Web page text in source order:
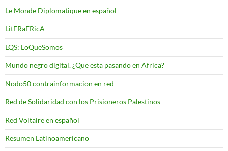
Le Monde Diplomatique en español
LitERaFRicA
LQS: LoQueSomos
Mundo negro digital. ¿Que esta pasando en Africa?
Nodo50 contrainformacion en red
Red de Solidaridad con los Prisioneros Palestinos
Red Voltaire en español
Resumen Latinoamericano